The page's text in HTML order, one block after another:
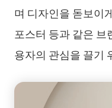
며 디자인을 돋보이
포스터 등과 같은 브
용자의 관심을 끌기